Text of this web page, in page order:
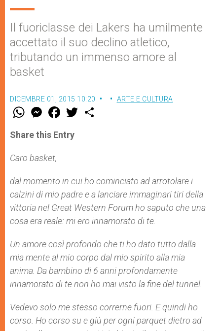
Il fuoriclasse dei Lakers ha umilmente
accettato il suo declino atletico,
tributando un immenso amore al
basket
DICEMBRE 01, 2015 10:20 ARTE E CULTURA
W
t
s
p
p
M
e
s
e
g
e
F
a
e
b
w
Share this Entry
Caro basket,
dal momento in cui ho cominciato ad arrotolare i
calzini di mio padre e a lanciare immaginari tiri della
vittoria nel Great Western Forum ho saputo che una
cosa era reale: mi ero innamorato di te.
Un amore così profondo che ti ho dato tutto dalla
mia mente al mio corpo dal mio spirito alla mia
anima. Da bambino di 6 anni profondamente
innamorato di te non ho mai visto la fine del tunnel.
Vedevo solo me stesso correrne fuori. E quindi ho
corso. Ho corso su e giù per ogni parquet dietro ad